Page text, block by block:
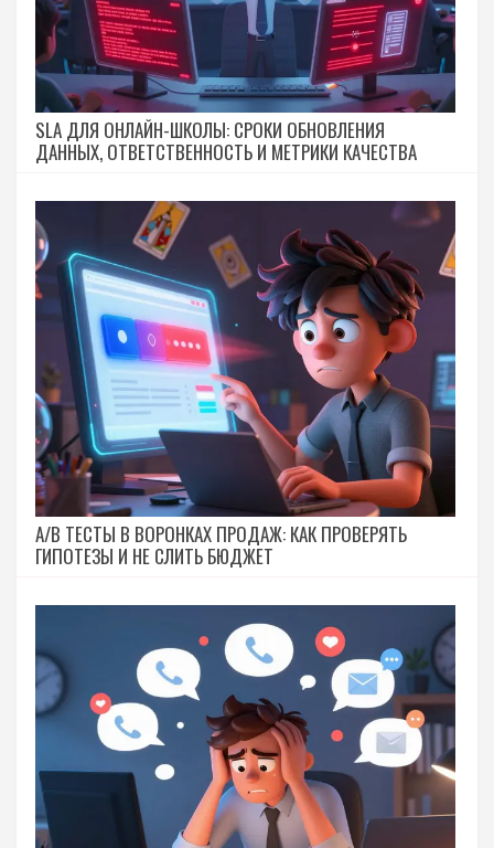
SLA ДЛЯ ОНЛАЙН-ШКОЛЫ: СРОКИ ОБНОВЛЕНИЯ
ДАННЫХ, ОТВЕТСТВЕННОСТЬ И МЕТРИКИ КАЧЕСТВА
A/B ТЕСТЫ В ВОРОНКАХ ПРОДАЖ: КАК ПРОВЕРЯТЬ
ГИПОТЕЗЫ И НЕ СЛИТЬ БЮДЖЕТ